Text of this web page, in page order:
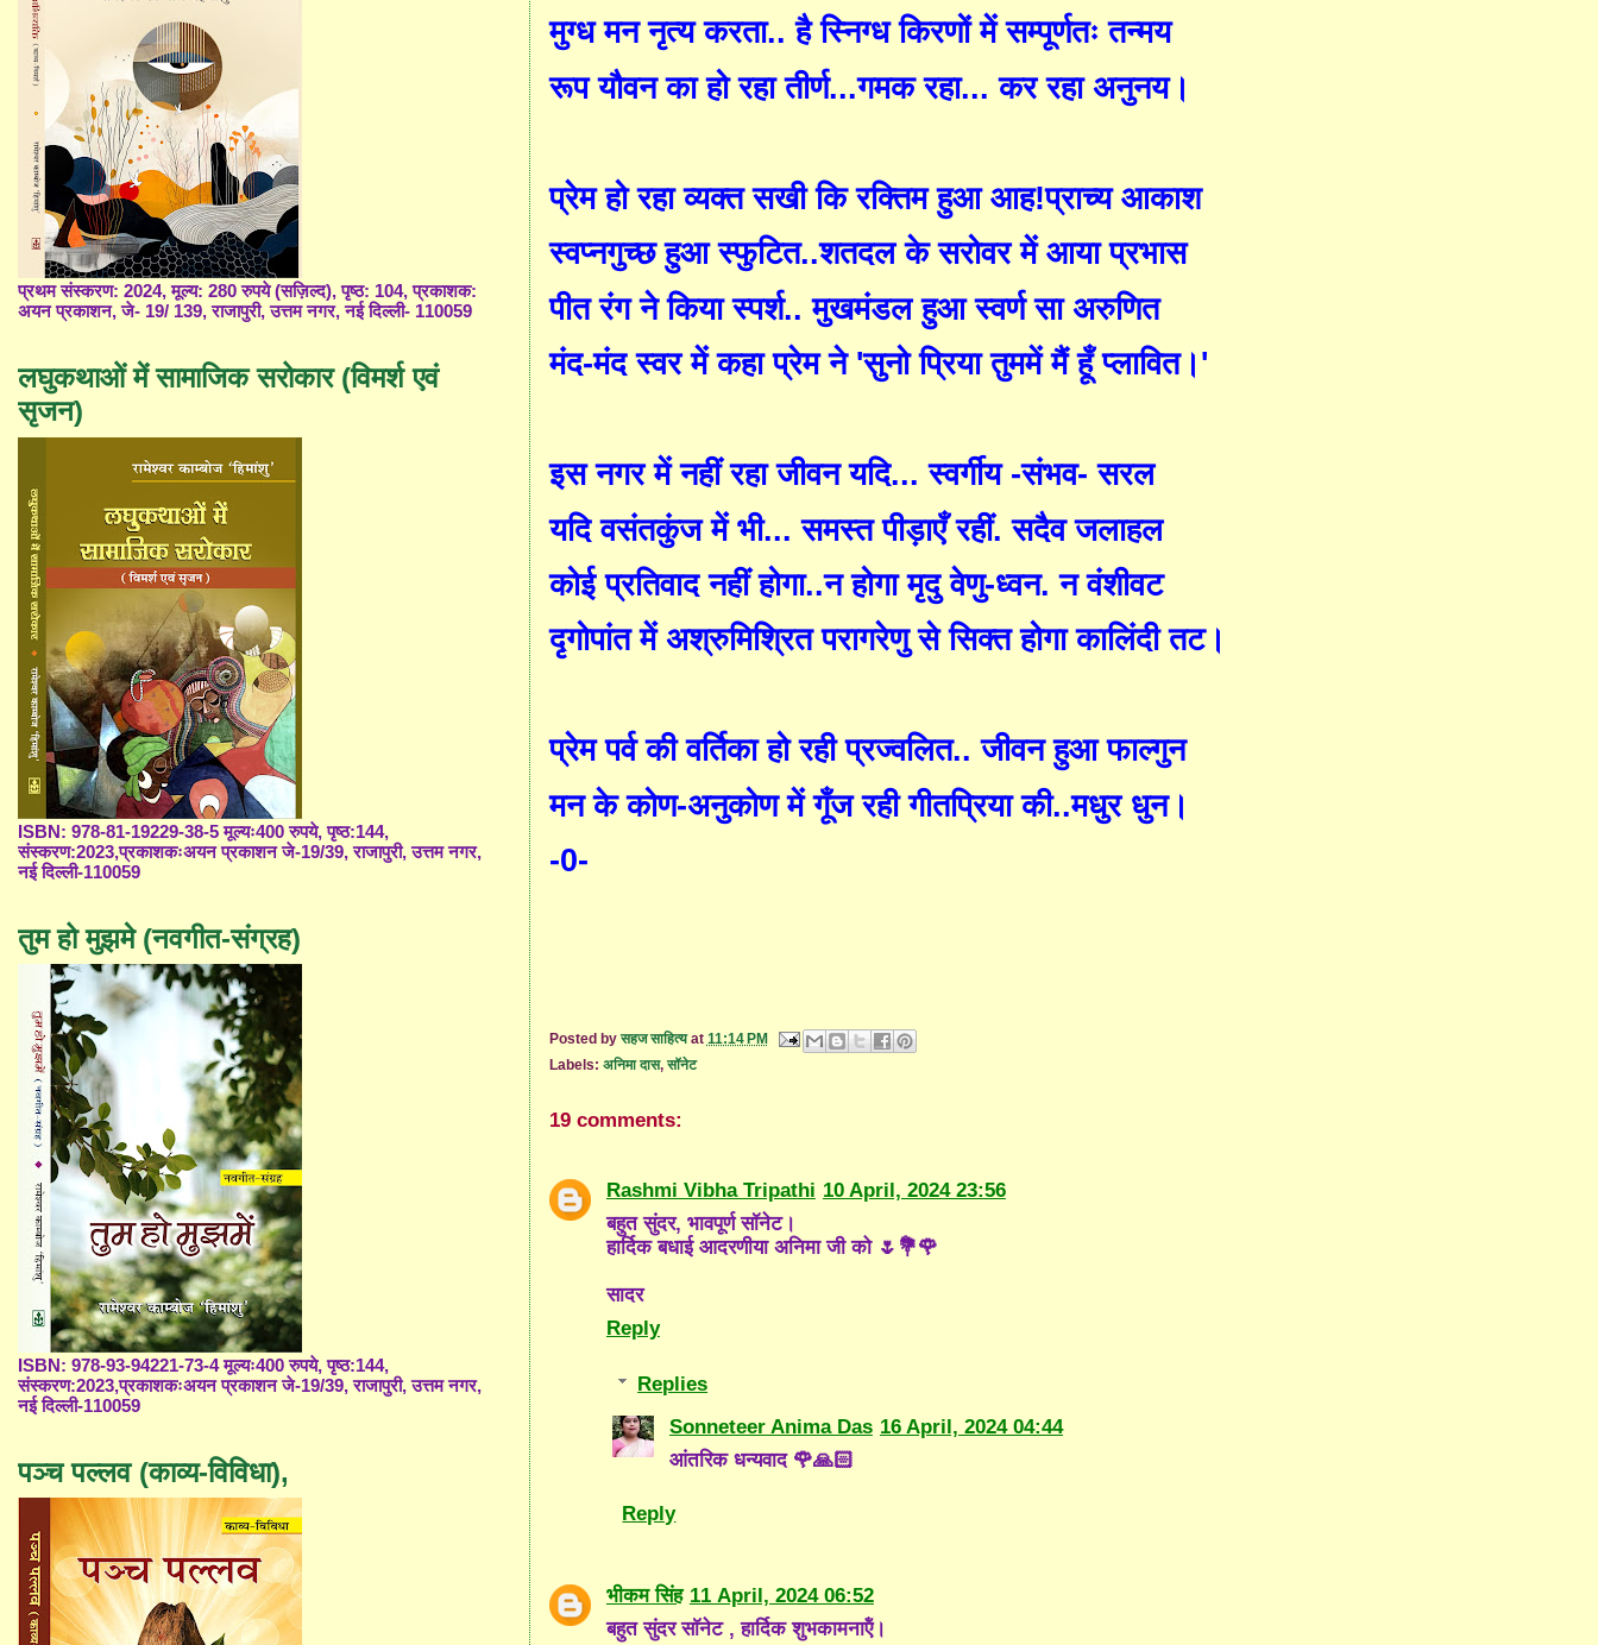
मुग्ध मन नृत्य करता.. है स्निग्ध किरणों में सम्पूर्णतः तन्मय
रूप यौवन का हो रहा तीर्ण...गमक रहा... कर रहा अनुनय।
प्रेम हो रहा व्यक्त सखी कि रक्तिम हुआ आह!प्राच्य आकाश
स्वप्नगुच्छ हुआ स्फुटित..शतदल के सरोवर में आया प्रभास
पीत रंग ने किया स्पर्श.. मुखमंडल हुआ स्वर्ण सा अरुणित
मंद-मंद स्वर में कहा प्रेम ने 'सुनो प्रिया तुममें मैं हूँ प्लावित। '
इस नगर में नहीं रहा जीवन यदि... स्वर्गीय -संभव- सरल
यदि वसंतकुंज में भी... समस्त पीड़ाएँ रहीं. सदैव जलाहल
कोई प्रतिवाद नहीं होगा..न होगा मृदु वेणु-ध्वन. न वंशीवट
दृगोपांत में अश्रुमिश्रित परागरेणु से सिक्त होगा कालिंदी तट।
प्रेम पर्व की वर्तिका हो रही प्रज्वलित.. जीवन हुआ फाल्गुन
मन के कोण-अनुकोण में गूँज रही गीतप्रिया की..मधुर धुन।
-0-
Posted byसहज साहित्य at 11:14 PM
Labels: अनिमा दास,सॉनेट
19 comments:
Rashmi Vibha Tripathi 10 April, 2024 23:56
बहुत सुंदर, भावपूर्ण सॉनेट।
हार्दिक बधाई आदरणीया अनिमा जी को 🌷💐🌹
सादर
Reply
Replies
Sonneteer Anima Das 16 April, 2024 04:44
आंतरिक धन्यवाद 🌹🙏🏻
Reply
भीकम सिंह 11 April, 2024 06:52
बहुत सुंदर साॅनेट , हार्दिक शुभकामनाऍं।
प्रथम संस्करण: 2024, मूल्य: 280 रुपये (सज़िल्द), पृष्ठ: 104, प्रकाशक:
अयन प्रकाशन, जे- 19/ 139, राजापुरी, उत्तम नगर, नई दिल्ली- 110059
लघुकथाओं में सामाजिक सरोकार (विमर्श एवं
सृजन)
ISBN: 978-81-19229-38-5 मूल्यः400 रुपये, पृष्ठ:144,
संस्करण:2023,प्रकाशकःअयन प्रकाशन जे-19/39, राजापुरी, उत्तम नगर,
नई दिल्ली-110059
तुम हो मुझमे (नवगीत-संग्रह)
ISBN: 978-93-94221-73-4 मूल्यः400 रुपये, पृष्ठ:144,
संस्करण:2023,प्रकाशकःअयन प्रकाशन जे-19/39, राजापुरी, उत्तम नगर,
नई दिल्ली-110059
पञ्च पल्लव (काव्य-विविधा),